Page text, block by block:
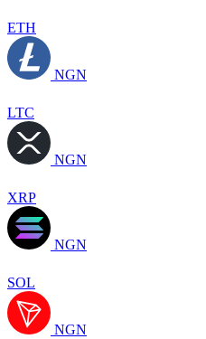
ETH
NGN
LTC
NGN
XRP
NGN
SOL
NGN